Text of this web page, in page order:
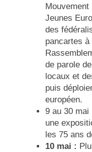
Mouvement
Jeunes
des
pancartes
de parole
locaux et
puis
européen.
9 au 30
une
les75 ans
10 mai :